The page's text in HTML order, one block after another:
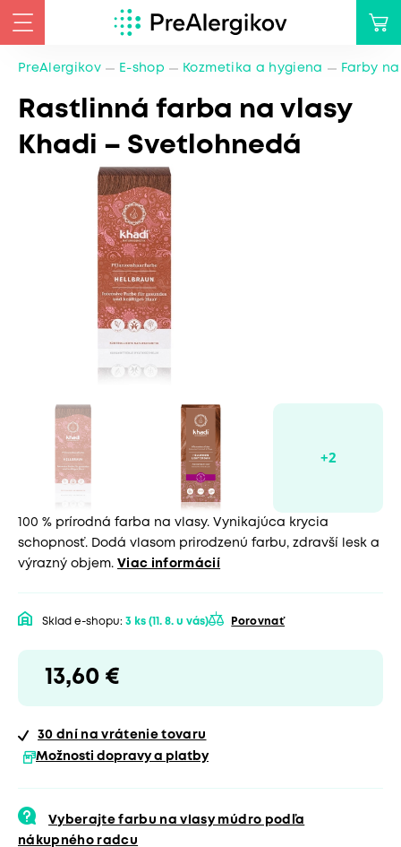
PreAlergikov E-shop Kozmetika a hygiena Farby
Rastlinná farba na vlasy
Khadi – Svetlohnedá
100 % prírodná farba na vlasy. Vynikajúca krycia
schopnosť. Dodá vlasom prirodzenú farbu, zdravší lesk a
výrazný objem. Viac informácií
Sklad e-shopu: 3 ks (11. 8. u vás) Porovnať
13,60 €
30 dní na vrátenie tovaru
Možnosti dopravy a platby
Vyberajte farbu na vlasy múdro podľa
nákupného radcu